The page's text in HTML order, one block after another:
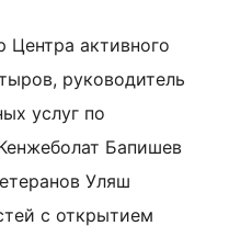
Центра активного
руководитель
услуг по
Бапишев
Уляш
с открытием